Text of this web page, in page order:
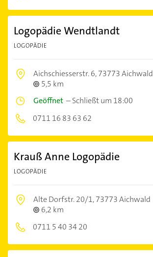
Logopädie Wendtlandt
LOGOPÄDIE
Aichschiesserstr. 6,73773 Aichwald
5,5 km
Geöffnet –Schließt um 18:00
0711 16 83 63 62
Krauß Anne Logopädie
LOGOPÄDIE
Alte Dorfstr. 20/1,73773 Aichwald
6,2 km
0711 5 40 34 20